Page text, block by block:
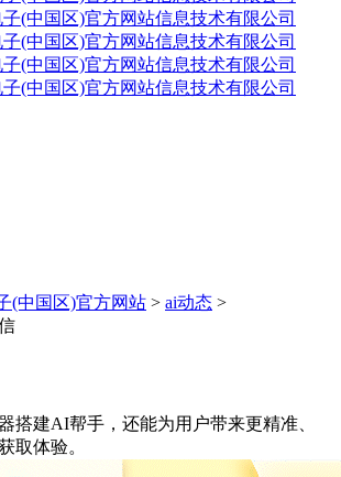
(中国区)官方网站 > ai动态 >
建AI帮手，还能为用户带来更精准、
取体验。